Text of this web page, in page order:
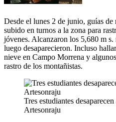
Desde el lunes 2 de junio, guías
subido en turnos a la zona para
jóvenes. Alcanzaron los 5,680 m
luego desaparecieron. Incluso
nieve en Campo Morrena y
rastro de los montañistas.
Tres estudiantes
Artesonraju